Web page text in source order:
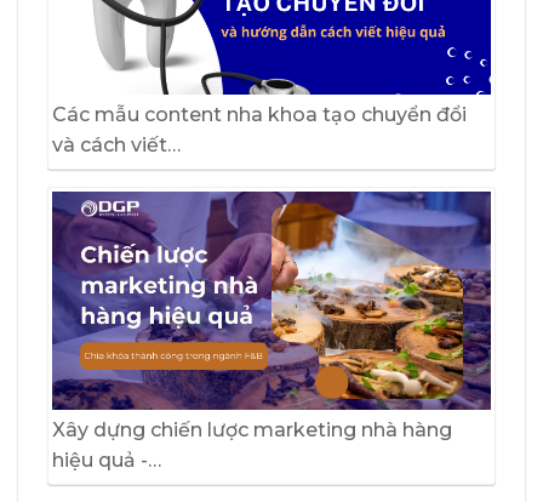
Các mẫu content nha khoa tạo chuyển đổi
và cách viết…
Xây dựng chiến lược marketing nhà hàng
hiệu quả -…